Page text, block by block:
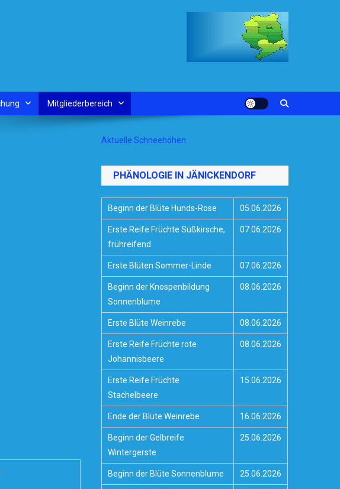
Mitgliederbereich
Aktuelle Schneehöhen
PHÄNOLOGIE IN JÄNICKENDORF
Beginn der Blüte Hunds-Rose 05.06.2026
Erste Reife Früchte Süßkirsche,
frühreifend
07.06.2026
Erste Blüten Sommer-Linde 07.06.2026
Beginn der Knospenbildung
Sonnenblume
08.06.2026
Erste Blüte Weinrebe 08.06.2026
Erste Reife Früchte rote
Johannisbeere
08.06.2026
Erste Reife Früchte
Stachelbeere
15.06.2026
Ende der Blüte Weinrebe 16.06.2026
Beginn der Gelbreife
Wintergerste
25.06.2026
Beginn der Blüte Sonnenblume 25.06.2026